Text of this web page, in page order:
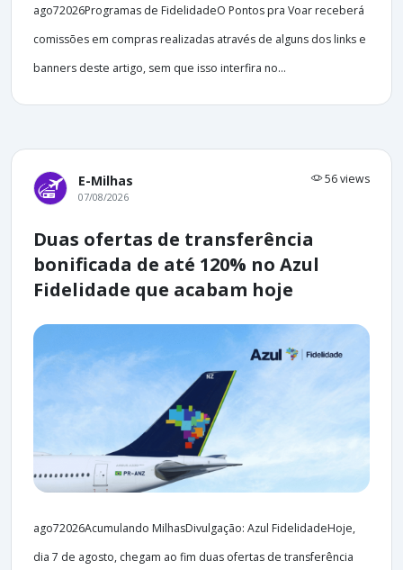
ago72026Programas de FidelidadeO Pontos pra Voar receberá
comissões em compras realizadas através de alguns dos links e
banners deste artigo, sem que isso interfira no...
E-Milhas 56 views
07/08/2026
Duas ofertas de transferência
bonificada de até 120% no Azul
Fidelidade que acabam hoje
ago72026Acumulando MilhasDivulgação: Azul FidelidadeHoje,
dia 7 de agosto, chegam ao fim duas ofertas de transferência